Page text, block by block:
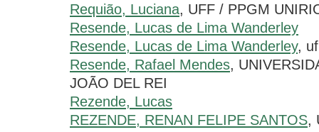
Requião, Luciana, UFF / PPGM
Resende, Lucas de Lima Wanderley
Resende, Lucas de Lima Wanderley,
Resende, Rafael Mendes,
JOÃO DEL REI
Rezende, Lucas
REZENDE, RENAN FELIPE SANTOS,